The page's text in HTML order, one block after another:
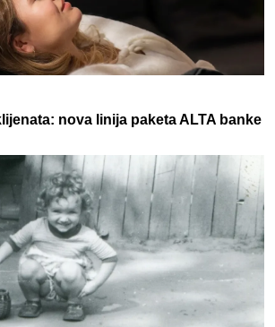
nova linija paketa ALTA banke